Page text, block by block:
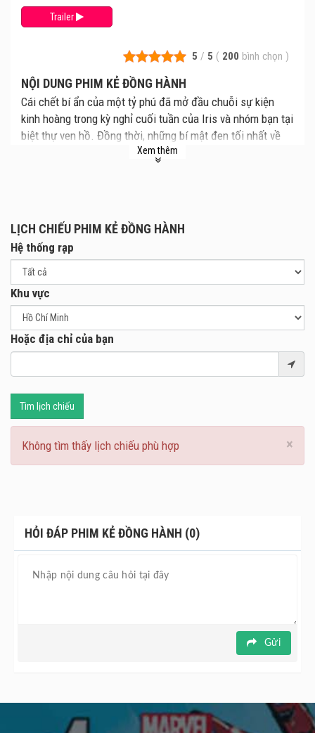
5 / 5 ( 200 bình chọn )
NỘI DUNG PHIM KẺ ĐỒNG HÀNH
Cái chết bí ẩn của một tỷ phú đã mở đầu chuỗi sự kiện
kinh hoàng trong kỳ nghỉ cuối tuần của Iris và nhóm bạn tại
biệt thự ven hồ. Đồng thời, những bí mật đen tối nhất về
chuyện tình tưởng như hoàn hảo giữa Iris và Josh cũng
Xem thêm
Trailer
LỊCH CHIẾU PHIM KẺ ĐỒNG HÀNH
Hệ thống rạp
Khu vực
Hoặc địa chỉ của bạn
Tìm lịch chiếu
×
Không tìm thấy lịch chiếu phù hợp
HỎI ĐÁP PHIM KẺ ĐỒNG HÀNH (0)
Gửi